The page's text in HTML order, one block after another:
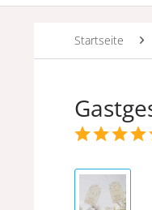
Startseite